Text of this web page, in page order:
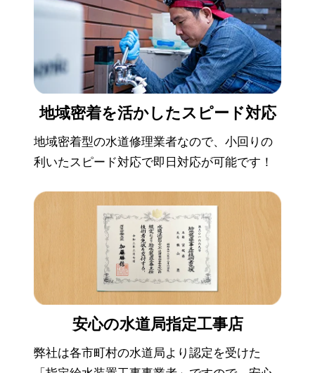
地域密着を活かしたスピード対応
地域密着型の水道修理業者なので、小回りの
利いたスピード対応で即日対応が可能です！
安心の水道局指定工事店
弊社は各市町村の水道局より認定を受けた